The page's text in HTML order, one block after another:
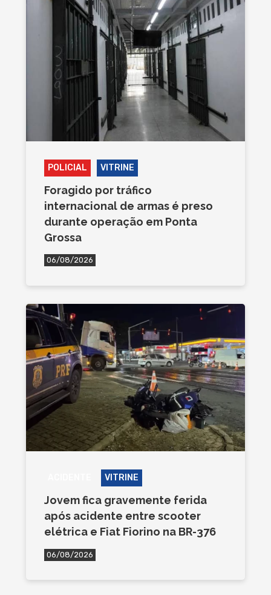
POLICIAL VITRINE
Foragido por tráfico
internacional de armas é preso
durante operação em Ponta
Grossa
06/08/2026
VITRINE
Jovem fica gravemente ferida
após acidente entre scooter
elétrica e Fiat Fiorino na BR-376
06/08/2026